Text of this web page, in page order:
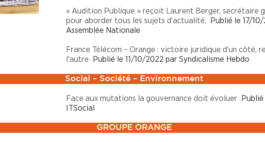
« Audition Publique » reçoit Laurent Berger, secrétaire
pour aborder tous les sujets d’actualité. Publié le 17/
Assemblée Nationale
France Télécom – Orange : victoire juridique d’un côté,
l’autre
Publié le 11/10/2022 par Syndicalisme Hebdo
Social – Société – Environnement
Face aux mutations la gouvernance doit évoluer
ITSocial
GROUPE ORANGE